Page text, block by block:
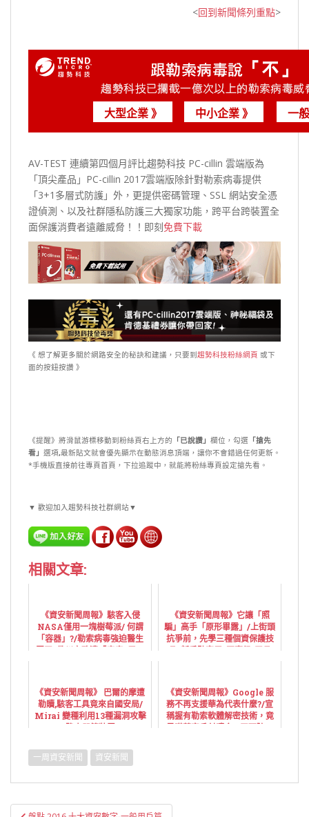
<回到新聞條列重點>
大型企業 》 中小企業 》 一
AV-TEST 連續第四個月評比趨勢科技 PC-cillin 雲端版為
「頂尖產品」PC-cillin 2017雲端版除針對勒索病毒提供
「3+1多層式防護」外，更提供密碼管理、SSL 網站安全憑
證偵測、以及社群隱私防護三大獨家功能，跨平台跨裝置全
面保護消費者遠離威脅！！即刻免費下載
《 想了解更多關於網路安全的秘訣和建議，只要到 趨勢科技粉絲網頁 或下
面的按鈕按讚 》
《提醒》將滑鼠游標移動到粉絲頁右上方的 「已說讚」 欄位，勾選 「搶先
看」 選項,最新貼文就會優先顯示在動態消息頂端，讓你不會錯過任何更新。
*手機版直接前往專頁首頁，下拉追蹤中，就能將粉絲專頁設定搶先看。
▼ 歡迎加入趨勢科技社群網站▼
相關文章:
《資安新聞周報》駭客入侵
NASA僅用一塊樹莓派/ 何謂
「容器」?/勒索病毒強迫醫生
罷工! 佛州市政遭「癱瘓3周」
《資安新聞周報》它讓「照
騙」高手「原形畢露」/上街頭
抗爭前，先學三種個資保護技
巧 /新手駭客用“軍事級”工具,
《資安新聞周報》 巴爾的摩遭
勒贖,駭客工具竟來自國安局/
Mirai 變種利用13種漏洞攻擊
路由器等裝置
《資安新聞周報》Google 服
務不再支援華為代表什麼?/宣
稱握有勒索軟體解密技術，竟
是瞞著客戶付贖金 / 工研院：
一周資安新聞 資安新聞
文